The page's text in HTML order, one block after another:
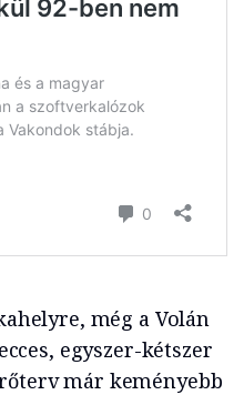
még a Volán
egyszer-kétszer
már keményebb